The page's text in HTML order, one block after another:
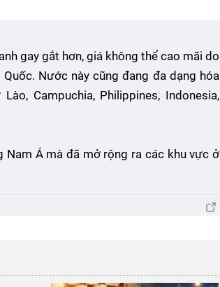
gay gắt hơn, giá không thể cao mãi do
Nước này cũng đang đa dạng hóa
Campuchia, Philippines, Indonesia,
Á mà đã mở rộng ra các khu vực ở